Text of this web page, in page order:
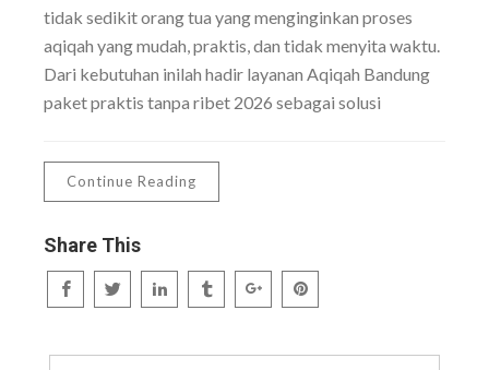
tidak sedikit orang tua yang menginginkan proses
aqiqah yang mudah, praktis, dan tidak menyita waktu.
Dari kebutuhan inilah hadir layanan Aqiqah Bandung
paket praktis tanpa ribet 2026 sebagai solusi
Continue Reading
Share This